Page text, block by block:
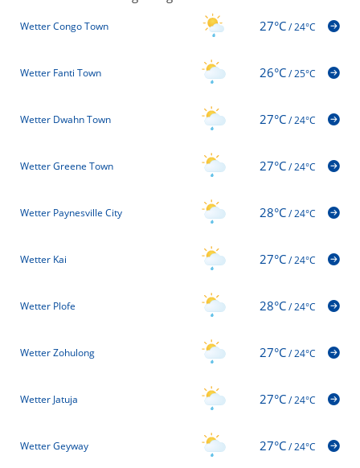
Wetter Congo Town 27°C/24°C
Wetter Fanti Town 26°C/25°C
Wetter Dwahn Town 27°C/24°C
Wetter Greene Town 27°C/24°C
Wetter Paynesville City 28°C/24°C
Wetter Kai 27°C/24°C
Wetter Plofe 28°C/24°C
Wetter Zohulong 27°C/24°C
Wetter Jatuja 27°C/24°C
Wetter Geyway 27°C/24°C